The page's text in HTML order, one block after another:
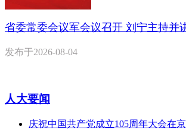
省委常委会议军会议召开 刘宁主持并
发布于2026-08-04
人大要闻
庆祝中国共产党成立105周年大会在